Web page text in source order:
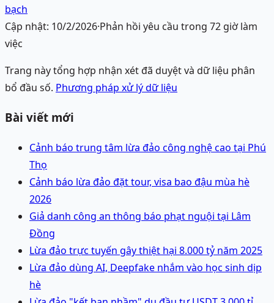
bạch
Cập nhật: 10/2/2026·Phản hồi yêu cầu trong 72 giờ làm
việc
Trang này tổng hợp nhận xét đã duyệt và dữ liệu phân
bổ đầu số. Phương pháp xử lý dữ liệu
Bài viết mới
Cảnh báo trung tâm lừa đảo công nghệ cao tại Phú
Thọ
Cảnh báo lừa đảo đặt tour, visa bao đậu mùa hè
2026
Giả danh công an thông báo phạt nguội tại Lâm
Đồng
Lừa đảo trực tuyến gây thiệt hại 8.000 tỷ năm 2025
Lừa đảo dùng AI, Deepfake nhắm vào học sinh dịp
hè